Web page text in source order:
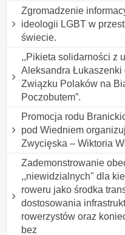
Zgromadzenie
ideologii LGBT w
świecie.
,,Pikieta solidarności z
Aleksandra Łukaszenki
Związku Polaków na
Poczobutem”.
Promocja rodu
pod Wiedniem
Zwycięska – Wiktoria
Zademonstrowanie
,,niewidzialnych" dla
roweru jako środka
dostosowania
rowerzystów oraz
bez